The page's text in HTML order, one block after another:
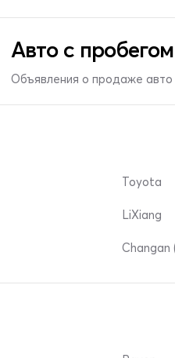
Авто с пробегом
Объявления о продаже
Toyota
LiXiang
Changan